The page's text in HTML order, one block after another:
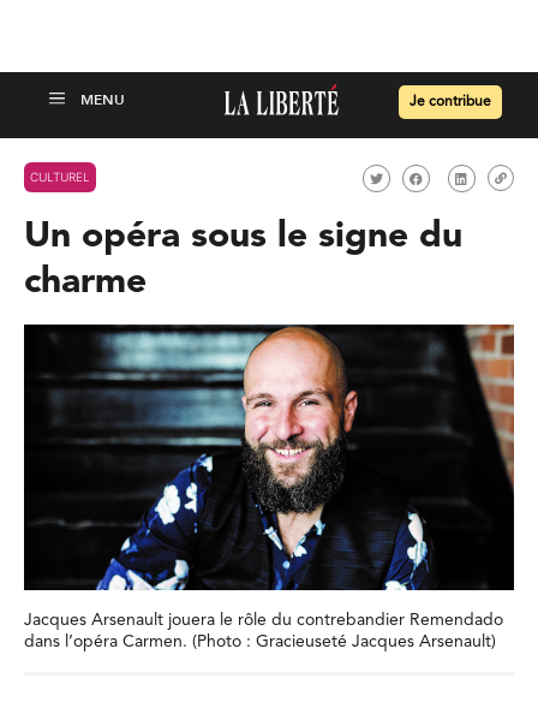
Je contribue
CULTUREL
Un opéra sous le signe du
charme
Jacques Arsenault jouera le rôle du contrebandier Remendado
dans l’opéra Carmen. (Photo : Gracieuseté Jacques Arsenault)